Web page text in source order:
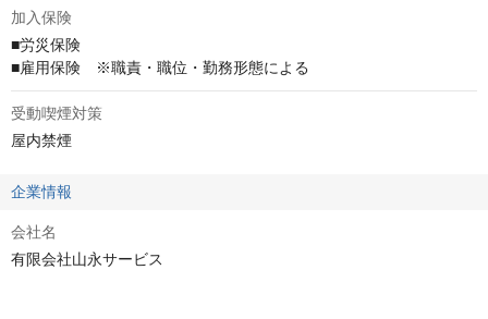
加入保険
■労災保険
■雇用保険　※職責・職位・勤務形態による
受動喫煙対策
屋内禁煙
企業情報
会社名
有限会社山永サービス